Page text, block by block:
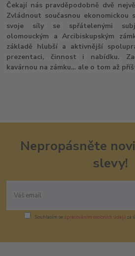
Čekají nás pravděpodobně dvě
Zvládnout současnou
svoje síly se spřátelenými
olomouckým a Arcibiskupským
základě hlubší a aktivnější
prezentaci, činnost i nabídku.
kavárnou na zámku… ale o tom až
Nepropásněte
slevy!
Souhlasím se zpracováním osobních údajůza